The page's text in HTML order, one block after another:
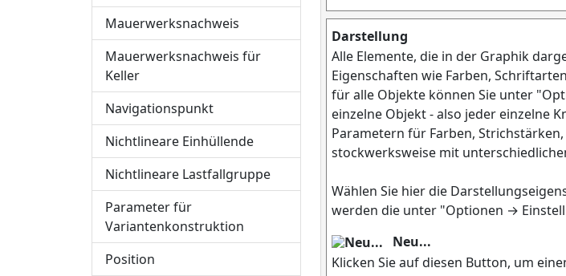
Mauerwerksnachweis
Mauerwerksnachweis für
Keller
Navigationspunkt
Nichtlineare Einhüllende
Nichtlineare Lastfallgruppe
Parameter für
Variantenkonstruktion
Position
Darstellung
Alle Elemente, die in der Graphik
Eigenschaften wie Farben,
für alle Objekte können Sie unter
einzelne Objekt - also jeder einzelne
Parametern für Farben,
stockwerksweise mit
Wählen Sie hier die
werden die unter "Optionen →
Neu...
Klicken Sie auf diesen Button, um